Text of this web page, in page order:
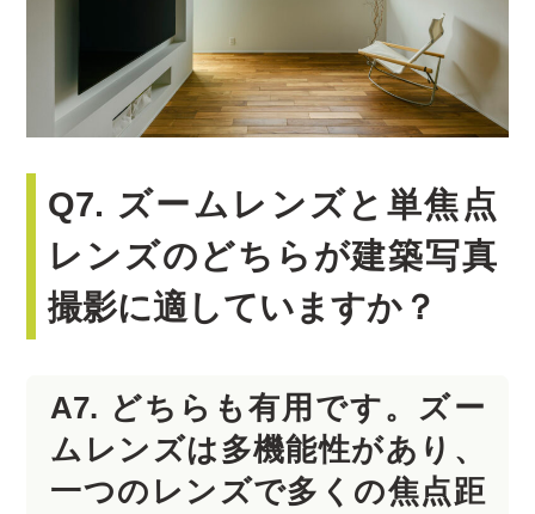
Q7. ズームレンズと単焦点
レンズのどちらが建築写真
撮影に適していますか？
A7. どちらも有用です。ズー
ムレンズは多機能性があり、
一つのレンズで多くの焦点距